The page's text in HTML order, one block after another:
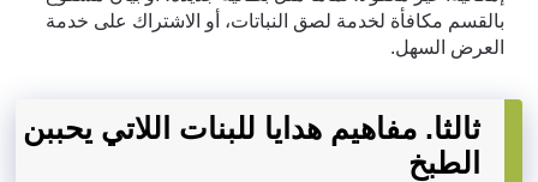
بالقسم مكافأة لخدمة لصق النباتات، أو الاشتراك على خدمة
العرض السهل.
ثالثا. مفاهيم هدايا للبنات اللاتي يحببن
الطبخ